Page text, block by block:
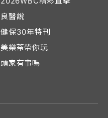
良醫說
健保30年特刊
美樂蒂帶你玩
頭家有事嗎